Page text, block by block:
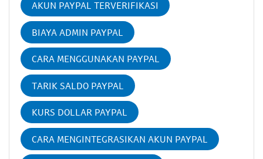
AKUN PAYPAL TERVERIFIKASI
BIAYA ADMIN PAYPAL
CARA MENGGUNAKAN PAYPAL
TARIK SALDO PAYPAL
KURS DOLLAR PAYPAL
CARA MENGINTEGRASIKAN AKUN PAYPAL